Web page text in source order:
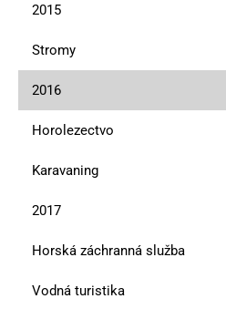
2015
Stromy
2016
Horolezectvo
Karavaning
2017
Horská záchranná služba
Vodná turistika